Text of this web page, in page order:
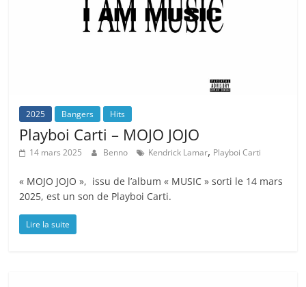
2025 Bangers Hits
Playboi Carti – MOJO JOJO
14 mars 2025 Benno Kendrick Lamar, Playboi Carti
« MOJO JOJO », issu de l’album « MUSIC » sorti le 14 mars
2025, est un son de Playboi Carti.
Lire la suite